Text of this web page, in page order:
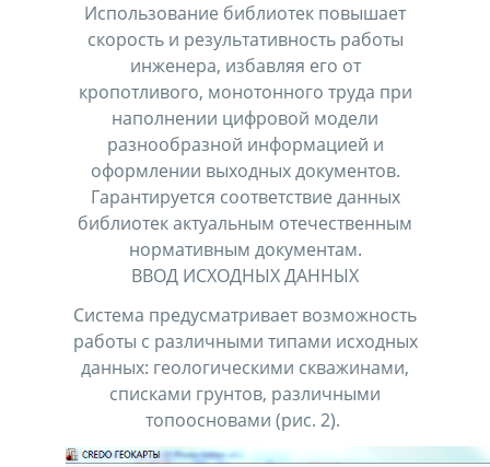
Использование библиотек повышает
скорость и результативность работы
инженера, избавляя его от
кропотливого, монотонного труда при
наполнении цифровой модели
разнообразной информацией и
оформлении выходных документов.
Гарантируется соответствие данных
библиотек актуальным отечественным
нормативным документам.
ВВОД ИСХОДНЫХ ДАННЫХ
Система предусматривает возможность
работы с различными типами исходных
данных: геологическими скважинами,
списками грунтов, различными
топоосновами (рис. 2).